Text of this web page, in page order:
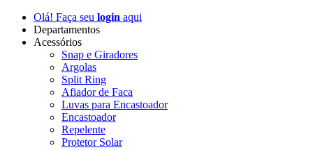
Olá! Faça seu login aqui
Departamentos
Acessórios
Snap e Giradores
Argolas
Split Ring
Afiador de Faca
Luvas para Encastoador
Encastoador
Repelente
Protetor Solar